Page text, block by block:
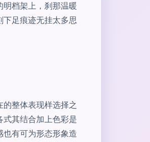
档架上，刹那温暖
足痕迹无挂太多思
整体表现样选择之
其结合加上色彩是
有可为形态形象造